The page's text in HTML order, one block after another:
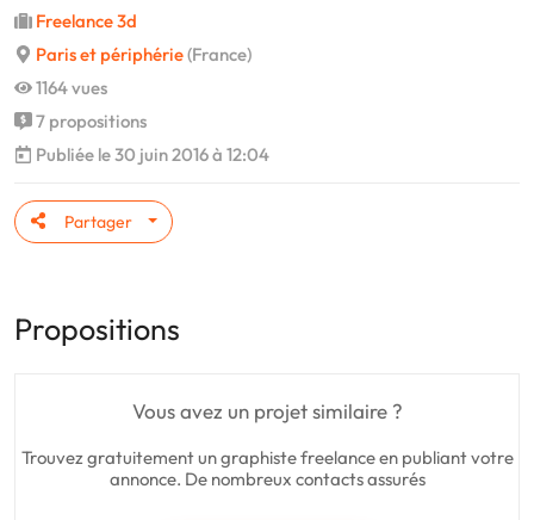
Freelance 3d
Paris et périphérie(France)
1164 vues
7 propositions
Publiée le 30 juin 2016 à 12:04
Partager
Propositions
Vous avez un projet similaire ?
Trouvez gratuitement un graphiste freelance en publiant votre
annonce. De nombreux contacts assurés